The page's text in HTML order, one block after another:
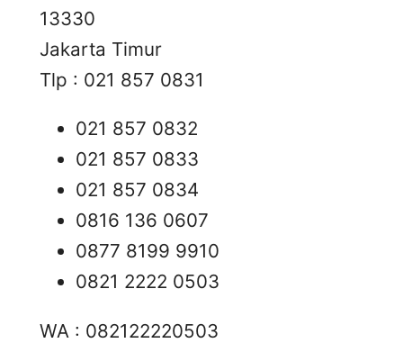
13330
Jakarta Timur
Tlp : 021 857 0831
021 857 0832
021 857 0833
021 857 0834
0816 136 0607
0877 8199 9910
0821 2222 0503
WA : 082122220503